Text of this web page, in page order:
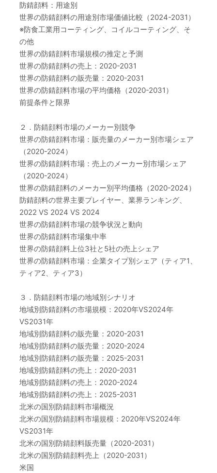
防錆顔料：用途別
世界の防錆顔料の用途別市場価値比較（2024-2031）
※防食工業用コーティング、コイルコーティング、そ
の他
世界の防錆顔料市場規模の推定と予測
世界の防錆顔料の売上：2020-2031
世界の防錆顔料の販売量：2020-2031
世界の防錆顔料市場の平均価格（2020-2031）
前提条件と限界
２．防錆顔料市場のメーカー別競争
世界の防錆顔料市場：販売量のメーカー別市場シェア
（2020-2024）
世界の防錆顔料市場：売上のメーカー別市場シェア
（2020-2024）
世界の防錆顔料のメーカー別平均価格（2020-2024）
防錆顔料の世界主要プレイヤー、業界ランキング、
2022 VS 2024 VS 2024
世界の防錆顔料市場の競争状況と動向
世界の防錆顔料市場集中率
世界の防錆顔料上位3社と5社の売上シェア
世界の防錆顔料市場：企業タイプ別シェア（ティア1、
ティア2、ティア3）
３．防錆顔料市場の地域別シナリオ
地域別防錆顔料の市場規模：2020年VS2024年
VS2031年
地域別防錆顔料の販売量：2020-2031
地域別防錆顔料の販売量：2020-2024
地域別防錆顔料の販売量：2025-2031
地域別防錆顔料の売上：2020-2031
地域別防錆顔料の売上：2020-2024
地域別防錆顔料の売上：2025-2031
北米の国別防錆顔料市場概況
北米の国別防錆顔料市場規模：2020年VS2024年
VS2031年
北米の国別防錆顔料販売量（2020-2031）
北米の国別防錆顔料売上（2020-2031）
米国